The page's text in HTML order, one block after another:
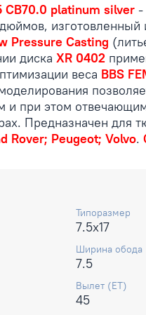
CB70.0 platinum silver -
изготовленный
Pressure Casting
диска XR 0402
веса BBS
и при этом
Предназначен для
Rover; Peugeot; Volvo.
Типоразмер
7.5x17
Ширина обода
7.5
Вылет (ET)
45